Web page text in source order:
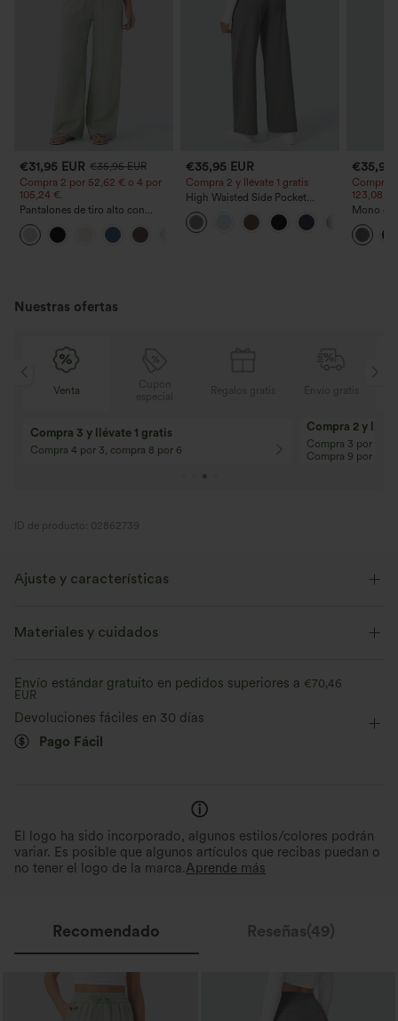
€31,95 EUR €35,95 EUR
Compra 2 por 52,62 € o 4 por
105,24 €.
Pantalones de tiro alto con
cordón y bolsillos, pernera
ancha, holgados y de estilo
casual con tacto de lino.
€35,95 EUR
Compra 2 y llévate 1 gratis
High Waisted Side Pocket
Straight Leg Work Pants
€35,95
Compra
123,08 €.
Mono
ancha,
- Easy
Nuestras ofertas
Venta
Compra 3 y llévate 1 gratis
Compra 4 por 3, compra 8 por 6
Compra 2 y
Compra 3 por 2,
Compra 9 por 6
ID de producto: 02862739
Ajuste y características
Cintura plana Cordones
Tiro alto
Materiales y cuidados
Envío estándar gratuito en pedidos superiores a €70,46
EUR
Devoluciones fáciles en 30 días
Pago Fácil
El logo ha sido incorporado, algunos estilos/colores podrán
variar. Es posible que algunos artículos que recibas puedan o
no tener el logo de la marca.Aprende más
Recomendado Reseñas(49)